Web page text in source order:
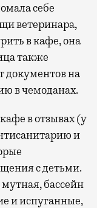
себе
ветеринара,
в кафе, она
также
документов на
в чемоданах.
в отзывах (у
и
с детьми.
мутная, бассейн
и испуганные,